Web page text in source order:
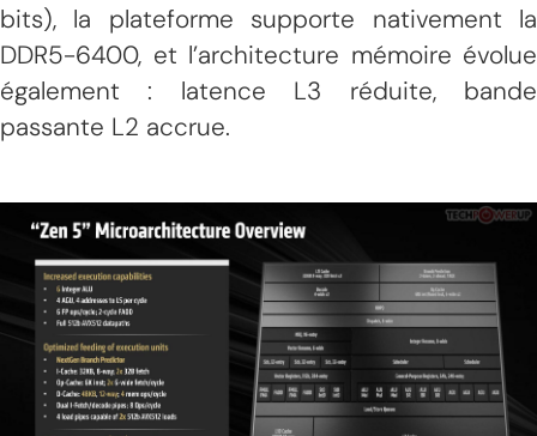
bits), la plateforme supporte nativement la
DDR5-6400, et l’architecture mémoire évolue
également : latence L3 réduite, bande
passante L2 accrue.